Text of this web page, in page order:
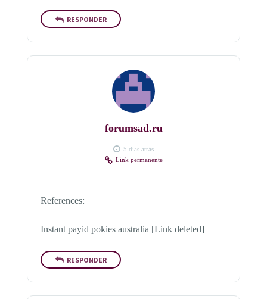
RESPONDER
forumsad.ru
5 dias atrás
Link permanente
References:
Instant payid pokies australia [Link deleted]
RESPONDER